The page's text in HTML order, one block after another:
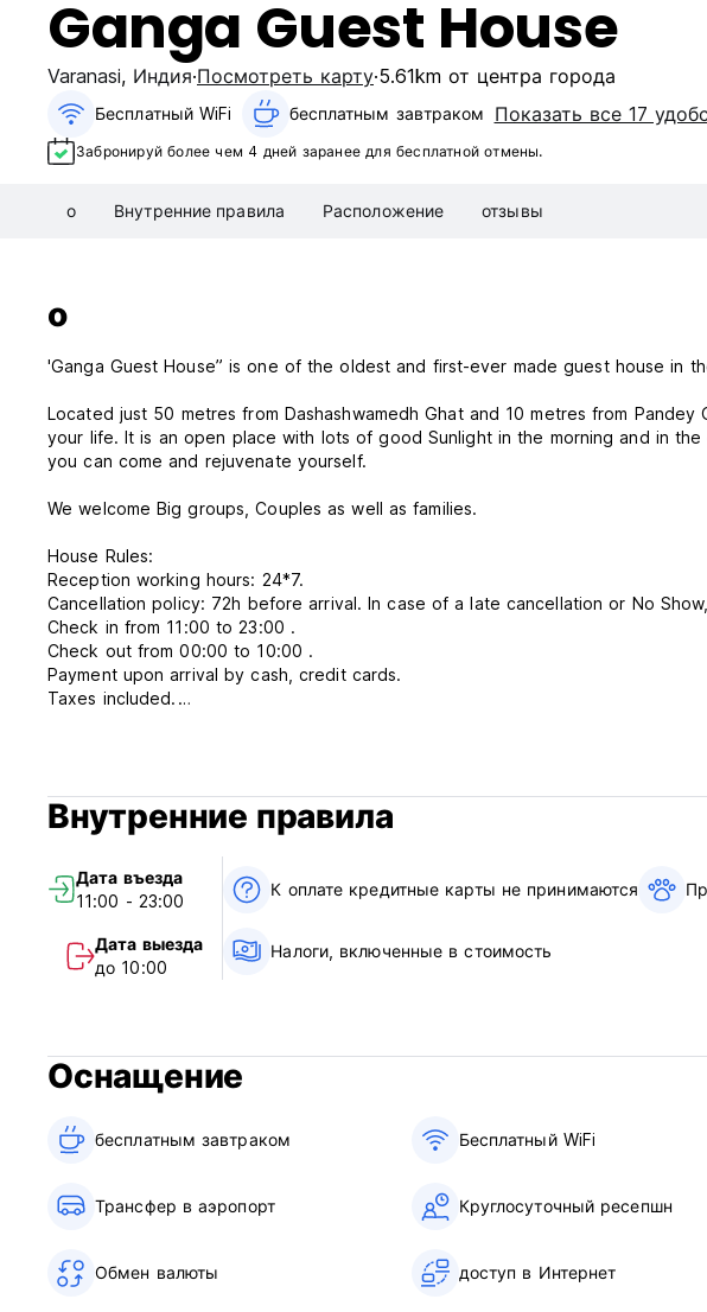
Ganga Guest House
Varanasi, Индия Посмотреть карту 5.61km от центра города
Бесплатный WiFi бесплатным завтраком‎ Показать все 17
Забронируй более чем 4 дней заранее для бесплатной отмены.
о Внутренние правила Расположение отзывы
о
'Ganga Guest House” is one of the oldest and first-ever made guest house in
Located just 50 metres from Dashashwamedh Ghat and 10 metres from
your life. It is an open place with lots of good Sunlight in the morning and in
you can come and rejuvenate yourself.
We welcome Big groups, Couples as well as families.
House Rules:
Reception working hours: 24*7.
Cancellation policy: 72h before arrival. In case of a late cancellation or No
Check in from 11:00 to 23:00 .
Check out from 00:00 to 10:00 .
Payment upon arrival by cash, credit cards.
Taxes included.
Внутренние правила
Дата въезда
11:00 - 23:00
Дата выезда
до 10:00
К оплате кредитные карты не принимаются
Налоги, включенные в стоимость
Оснащение
бесплатным завтраком‎ Бесплатный WiFi
Трансфер в аэропорт Круглосуточный ресепшн
Обмен валюты доступ в Интернет